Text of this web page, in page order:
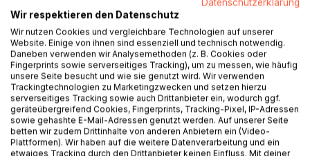
erstrebenswerte, berufliche Erfolge zurückblicken. Sie sind
ein verliebtes Paar, das aus einer absurden Laune heraus
ein waghalsiges, abenteuerliches Spiel beginnt. Beide
nützen ihre hervorragenden Kenntnisse und Fähigkeiten, um
unschuldige Menschen zu überfallen und zu berauben.
Erzielte Erfolge verleiten sie zu ausgefallenen kriminellen
Handlungen und schrecken selbst vor Totschlag nicht
zurück. Siegesgewiss bluffen sie erfahrene Polizisten und
Kriminaltechniker und stellen sie unentwegt vor unlösbare
Aufgaben. Der Täter hinterlässt Schuhabdrücke von
Modellen, die es gar nicht gibt. Die KTU findet zwar die
Wir respektieren den Datenschutz
Wir nutzen Cookies und vergleichbare Technologien auf unserer
Website. Einige von ihnen sind essenziell und technisch notwendig.
Daneben verwenden wir Analysemethoden (z. B. Cookies oder
Fingerprints sowie serverseitiges Tracking), um zu messen, wie häufig
unsere Seite besucht und wie sie genutzt wird. Wir verwenden
Trackingtechnologien zu Marketingzwecken und setzen hierzu
serverseitiges Tracking sowie auch Drittanbieter ein, wodurch ggf.
geräteübergreifend Cookies, Fingerprints, Tracking-Pixel, IP-Adressen
sowie gehashte E-Mail-Adressen genutzt werden. Auf unserer Seite
betten wir zudem Drittinhalte von anderen Anbietern ein (Video-
Plattformen). Wir haben auf die weitere Datenverarbeitung und ein
etwaiges Tracking durch den Drittanbieter keinen Einfluss. Mit deiner